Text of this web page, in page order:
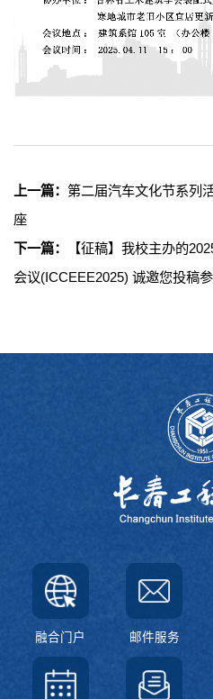
上一篇： 第二届汽车文化节系列
座
下一篇：
【征稿】我校主办的
会议(ICCEEE2025) 诚邀您投稿
融合门户 邮件服务